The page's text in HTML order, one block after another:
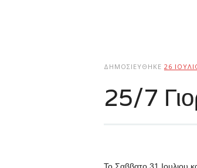
ΔΗΜΟΣΙΕΎΘΗΚΕ 26
25/7